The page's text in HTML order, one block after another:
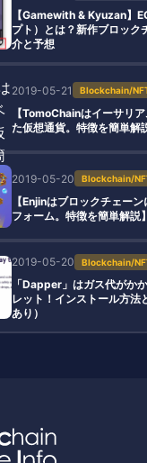
【Gamewith & Kyuzan】
プト）とは？新作ブロック
介と予想
2019-05-21 Blockchain/
【TomoChainはイーサリ
た仮想通貨。特徴を簡単解
2019-05-20 Blockchain/
【Enjinはブロックチェー
フォーム。特徴を簡単解説】
2019-05-20 Blockchain/
「Dapper」はガス代がか
レット！インストール方法
あり）